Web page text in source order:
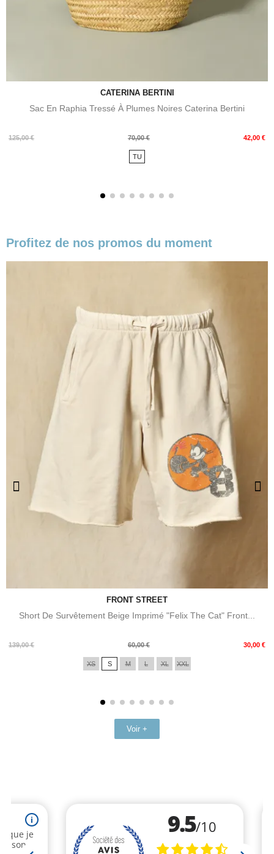
CATERINA BERTINI
Sac En Raphia Tressé À Plumes Noires Caterina Bertini
125,00 €
Prix
70,00 € 42,00 €
Prix
TU
Profitez de nos promos du moment
FRONT STREET
Short De Survêtement Beige Imprimé "Felix The Cat" Front...
139,00 €
Prix
60,00 € 30,00 €
Prix
XS S M L XL XXL
Voir +